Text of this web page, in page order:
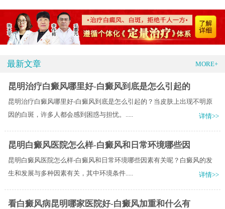
最新文章 MORE+
昆明治疗白癜风哪里好-白癜风到底是怎么引起的
昆明治疗白癜风哪里好-白癜风到底是怎么引起的？当皮肤上出现不明原
因的白斑，许多人都会感到困惑与担忧。.....
详情>>
昆明白癜风医院怎么样-白癜风和日常环境哪些因
昆明白癜风医院怎么样-白癜风和日常环境哪些因素有关呢？白癜风的发
生和发展与多种因素有关，其中环境条件.....
详情>>
看白癜风病昆明哪家医院好-白癜风加重和什么有